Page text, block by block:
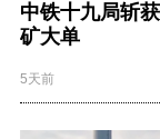
中铁十九局斩
矿大单
5天前